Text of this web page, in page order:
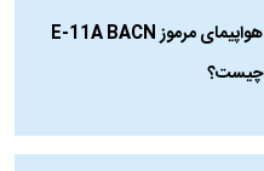
هواپیمای مرموز E-11A BACN
چیست؟